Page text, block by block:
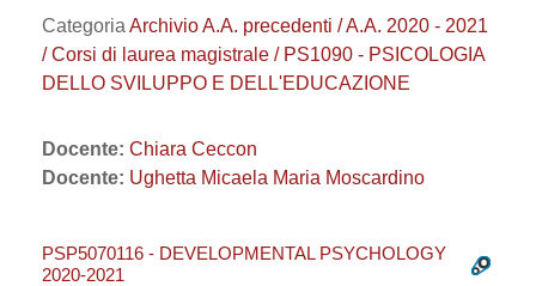
Categoria Archivio A.A. precedenti / A.A. 2020 - 2021
/ Corsi di laurea magistrale / PS1090 - PSICOLOGIA
DELLO SVILUPPO E DELL'EDUCAZIONE
Docente: Chiara Ceccon
Docente: Ughetta Micaela Maria Moscardino
PSP5070116 - DEVELOPMENTAL PSYCHOLOGY
2020-2021